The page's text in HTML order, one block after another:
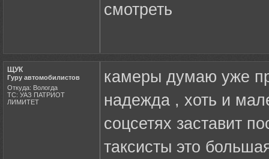
смотреть
ЩУК
Гуру автомобилистов
Откуда: Вологда
ТС: УАЗ ПАТРИОТ
ЛИМИТЕТ
камеры думаю уже
надежда , хоть и
соцсетях заставит
таксисты это